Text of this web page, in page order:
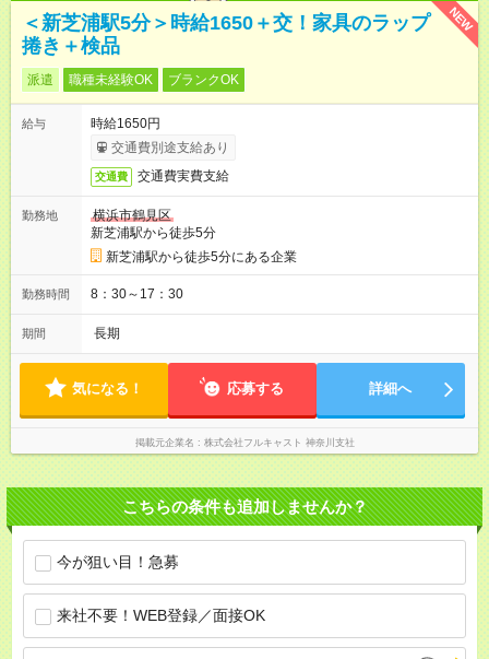
NEW
＜新芝浦駅5分＞時給1650＋交！家具のラップ
捲き＋検品
派遣 職種未経験OK ブランクOK
給与
時給1650円
交通費別途支給あり
交通費 交通費実費支給
勤務地
横浜市鶴見区
新芝浦駅から徒歩5分
新芝浦駅から徒歩5分にある企業
勤務時間 8：30～17：30
期間 長期
気になる！ 応募する 詳細へ
掲載元企業名 株式会社フルキャスト 神奈川支社
こちらの条件も追加しませんか？
今が狙い目！急募
来社不要！WEB登録／面接OK